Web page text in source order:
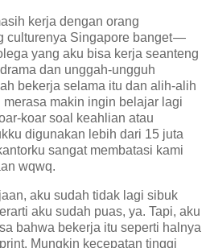
kerja dengan orang
culturenya Singapore banget —
yang aku bisa kerja seanteng
dan unggah-ungguh
bekerja selama itu dan alih-alih
merasa makin ingin belajar lagi
koar soal keahlian atau
digunakan lebih dari 15 juta
sangat membatasi kami
wqwq.
aku sudah tidak lagi sibuk
aku sudah puas, ya. Tapi, aku
bahwa bekerja itu seperti halnya
Mungkin kecepatan tinggi